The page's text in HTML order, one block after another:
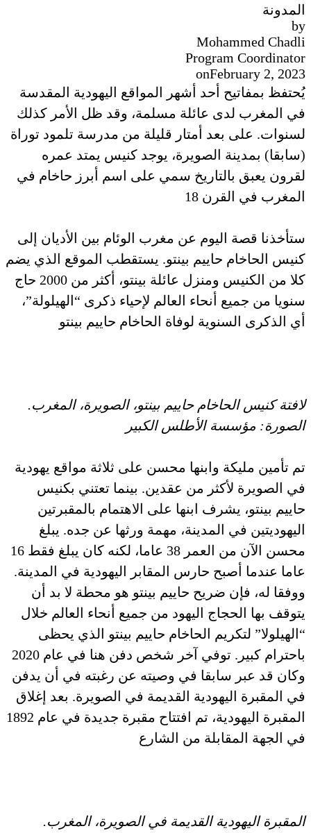
المدونة
by
Mohammed Chadli
Program Coordinator
onFebruary 2, 2023
يُحتفظ بمفاتيح أحد أشهر المواقع اليهودية المقدسة
في المغرب لدى عائلة مسلمة، وقد ظل الأمر كذلك
لسنوات. على بعد أمتار قليلة من مدرسة تلمود توراة
(سابقا) بمدينة الصويرة، يوجد كنيس يمتد عمره
لقرون يعبق بالتاريخ سمي على اسم أبرز حاخام في
المغرب في القرن 18
ستأخذنا قصة اليوم عن مغرب الوئام بين الأديان إلى
كنيس الحاخام حاييم بينتو. يستقطب الموقع الذي يضم
كلا من الكنيس ومنزل عائلة بينتو، أكثر من 2000 حاج
سنويا من جميع أنحاء العالم لإحياء ذكرى “الهيلولة”،
أي الذكرى السنوية لوفاة الحاخام حاييم بينتو
لافتة كنيس الحاخام حاييم بينتو، الصويرة، المغرب.
الصورة: مؤسسة الأطلس الكبير
تم تأمين مليكة وابنها محسن على ثلاثة مواقع يهودية
في الصويرة لأكثر من عقدين. بينما تعتني بكنيس
حاييم بينتو، يشرف ابنها على الاهتمام بالمقبرتين
اليهوديتين في المدينة، مهمة ورثها عن جده. يبلغ
محسن الآن من العمر 38 عاما، لكنه كان يبلغ فقط 16
عاما عندما أصبح حارس المقابر اليهودية في المدينة.
ووفقا له، فإن ضريح حاييم بينتو هو محطة لا بد أن
يتوقف بها الحجاج اليهود من جميع أنحاء العالم خلال
“الهيلولا” لتكريم الحاخام حاييم بينتو الذي يحظى
باحترام كبير. توفي آخر شخص دفن هنا في عام 2020
وكان قد عبر سابقا في وصيته عن رغبته في أن يدفن
في المقبرة اليهودية القديمة في الصويرة. بعد إغلاق
المقبرة اليهودية، تم افتتاح مقبرة جديدة في عام 1892
في الجهة المقابلة من الشارع
المقبرة اليهودية القديمة في الصويرة، المغرب.